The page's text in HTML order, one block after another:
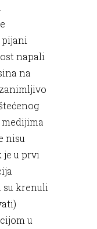
napali
na
nisu
je u prvi
su krenuli
u